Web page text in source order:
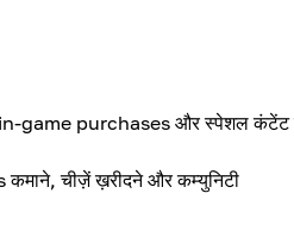
in-game purchases और स्पेशल कंटेंट
कमाने, चीज़ें ख़रीदने और कम्युनिटी